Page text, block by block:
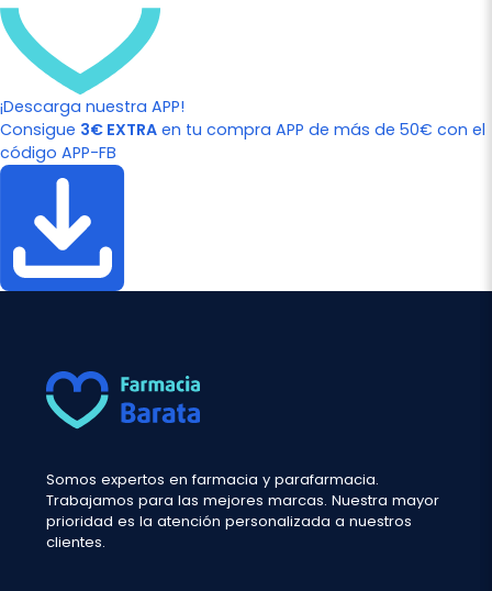
¡Descarga nuestra APP!
Consigue 3€ EXTRA en tu compra APP de más de 50€ con el
código APP-FB
Somos expertos en farmacia y parafarmacia.
Trabajamos para las mejores marcas. Nuestra mayor
prioridad es la atención personalizada a nuestros
clientes.